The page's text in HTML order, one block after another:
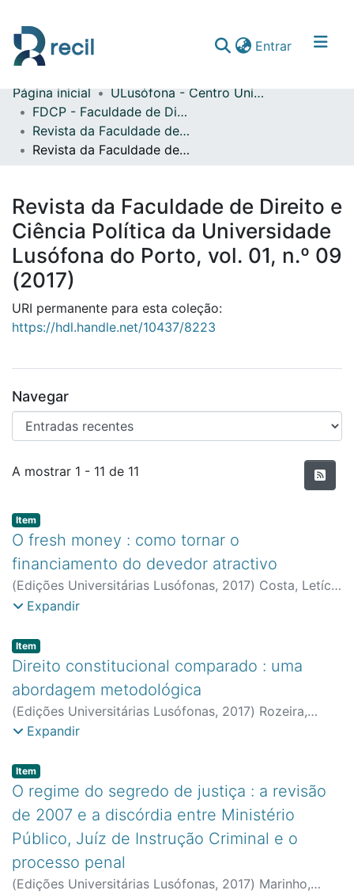
Entrar(current)
Comunidades & Coleções
Percorrer repositório
Página inicial
ULusófona - Centro Universitário do Porto
FDCP - Faculdade de Direito e Ciência Política
Revista da Faculdade de Direito da Universidade Lusófona do Porto
Revista da Faculdade de Direito e Ciência Política da Universidade Lusófona do Porto, vol. 01, n.º 09 (2017)
Revista da Faculdade de Direito e
Ciência Política da Universidade
Lusófona do Porto, vol. 01, n.º 09
(2017)
URI permanente para esta coleção:
https://hdl.handle.net/10437/8223
Navegar
Entradas recentes
A mostrar 1 - 11 de 11
Item type:
Item,
O fresh money : como tornar o
financiamento do devedor atractivo
(Edições Universitárias Lusófonas, 2017) Costa, Letícia
Marques;Faculdade de Direito e Ciência Política
Expandir
Item type:
Item,
Direito constitucional comparado : uma
abordagem metodológica
(Edições Universitárias Lusófonas, 2017) Rozeira,
Gustavo Gramaxo
Expandir
Item type:
Item,
O regime do segredo de justiça : a revisão
de 2007 e a discórdia entre Ministério
Público, Juíz de Instrução Criminal e o
processo penal
(Edições Universitárias Lusófonas, 2017) Marinho,